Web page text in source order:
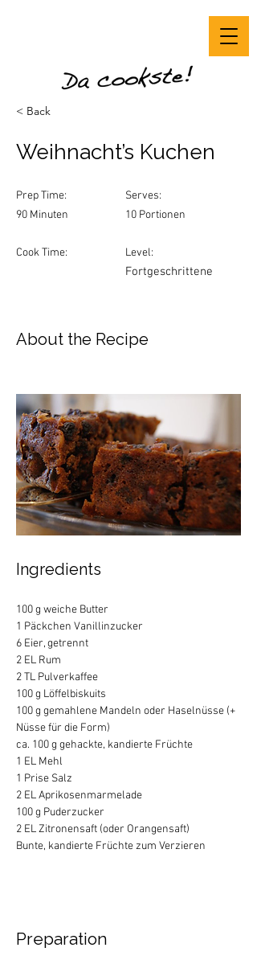
< Back
Weihnacht’s Kuchen
Prep Time:
90 Minuten
Cook Time:
Serves:
10 Portionen
Level:
Fortgeschrittene
About the Recipe
Ingredients
100 g weiche Butter
1 Päckchen Vanillinzucker
6 Eier, getrennt
2 EL Rum
2 TL Pulverkaf­fee
100 g Löffelbiskuits
100 g gemahlene Mandeln oder Haselnüsse (+
Nüsse für die Form)
ca. 100 g gehackte, kandierte Früchte
1 EL Mehl
1 Prise Salz
2 EL Aprikosenmarmelade
100 g Puderzucker
2 EL Zitronensaft (oder Orangensaft)
Bunte, kandierte Früchte zum Verzieren
Preparation